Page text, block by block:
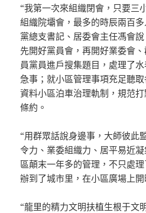
“我第一次來組織閉會，只要三
組織院壩會，最多的時辰兩百
黨總支書記、居委會主任馮會
先開好黨員會，再開好業委會
員黨員進戶搜集題目，處理了
急事；就小區管理事項充足聽
資料小區泊車治理軌制，規范
條約。
“用群眾話說身邊事，大師彼此
令力、業委組織力、居平易近
區顛末一年多的管理，不只處
辦到了城市里，在小區廣場上開
“龍里的精力文明扶植生根于文